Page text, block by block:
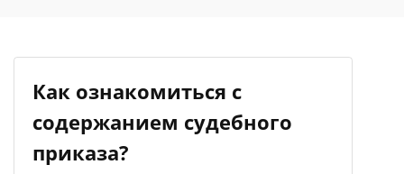
Как ознакомиться с
содержанием судебного
приказа?